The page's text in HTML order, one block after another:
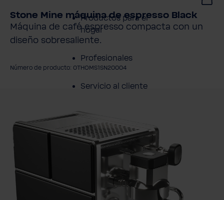
Productos para el
hogar
Profesionales
Servicio al cliente
Sobre BWT
Resumen de
Productos
Stone Mine máquina de espresso Black
Máquina de café espresso compacta con un
diseño sobresaliente.
Número de producto: 0THOMS1SN20004